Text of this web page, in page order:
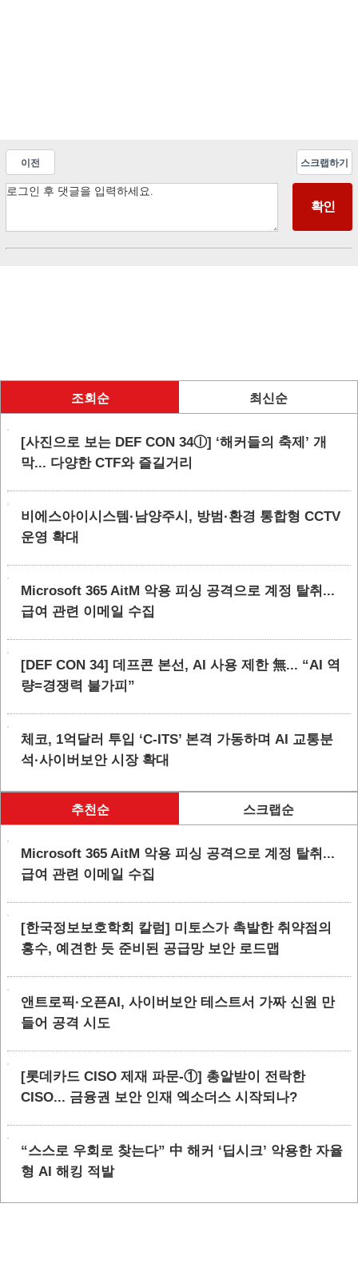
이전 스크랩하기
조회순 최신순
[사진으로 보는 DEF CON 34ⓛ] ‘해커들의 축제’ 개
막... 다양한 CTF와 즐길거리
비에스아이시스템·남양주시, 방범·환경 통합형 CCTV
운영 확대
Microsoft 365 AitM 악용 피싱 공격으로 계정 탈취...
급여 관련 이메일 수집
[DEF CON 34] 데프콘 본선, AI 사용 제한 無... “AI 역
량=경쟁력 불가피”
체코, 1억달러 투입 ‘C-ITS’ 본격 가동하며 AI 교통분
석·사이버보안 시장 확대
추천순 스크랩순
Microsoft 365 AitM 악용 피싱 공격으로 계정 탈취...
급여 관련 이메일 수집
[한국정보보호학회 칼럼] 미토스가 촉발한 취약점의
홍수, 예견한 듯 준비된 공급망 보안 로드맵
앤트로픽·오픈AI, 사이버보안 테스트서 가짜 신원 만
들어 공격 시도
[롯데카드 CISO 제재 파문-①] 총알받이 전락한
CISO... 금융권 보안 인재 엑소더스 시작되나?
“스스로 우회로 찾는다” 中 해커 ‘딥시크’ 악용한 자율
형 AI 해킹 적발